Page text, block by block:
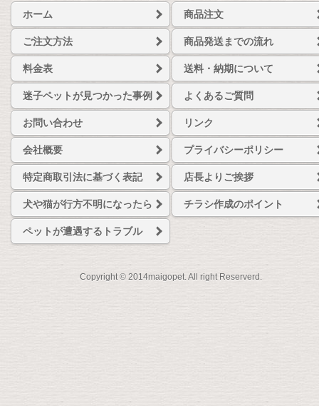
ホーム 商品注文
ご注文方法 商品発送までの流れ
料金表 送料・納期について
迷子ペットが見つかった事例 よくあるご質問
お問い合わせ リンク
会社概要 プライバシーポリシー
特定商取引法に基づく表記 店長よりご挨拶
犬や猫が行方不明になったら チラシ作成のポイント
ペットが遭遇するトラブル
Copyright © 2014maigopet. All right Reserverd.